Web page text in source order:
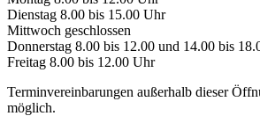
Dienstag 8.00 bis 15.00 Uhr
Mittwoch geschlossen
Donnerstag 8.00 bis 12.00 und 14.00 bis
Freitag 8.00 bis 12.00 Uhr
Terminvereinbarungen außerhalb dieser
möglich.